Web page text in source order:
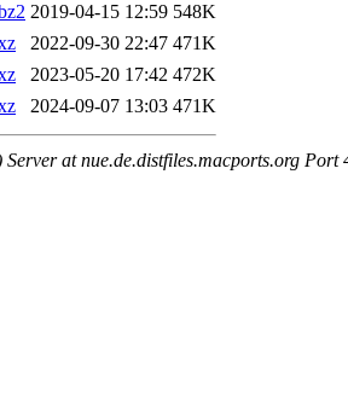
2019-04-15 12:59 548K
2022-09-30 22:47 471K
2023-05-20 17:42 472K
2024-09-07 13:03 471K
at nue.de.distfiles.macports.org Port